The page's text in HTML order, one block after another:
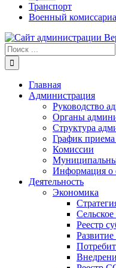
Транспорт
Военный
Результат
поиска:
Главная
Администрация
Руководство
Органы
Структура
График
Комиссии
Информация о
Деятельность
Экономика
Сельское
Реестр